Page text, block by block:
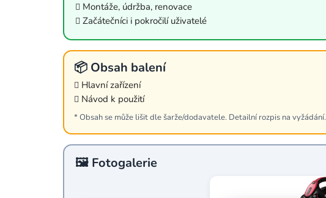
Montáže, údržba, renovace
Začátečníci i pokročilí uživatelé
📦 Obsah balení
Hlavní zařízení
Návod k použití
* Obsah se může lišit dle šarže/dodavatele. Detailní rozpis na vyžádání.
🖼️ Fotogalerie